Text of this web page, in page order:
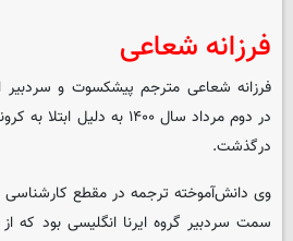
فرزانه شعاعی
فرزانه شعاعی مترجم پیشکسوت و سردبیر
در دوم مرداد سال ۱۴۰۰ به
درگذشت.
وی دانش‌آموخته ترجمه در مقطع کارشناسی
سمت سردبیر گروه ایرنا انگلیسی بود که از